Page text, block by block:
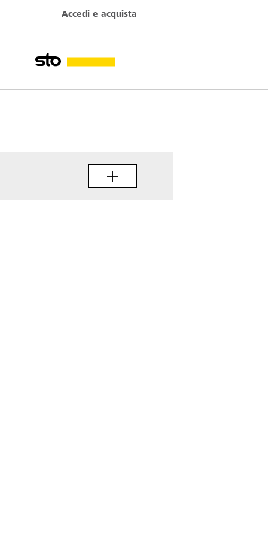
Accedi e acquista